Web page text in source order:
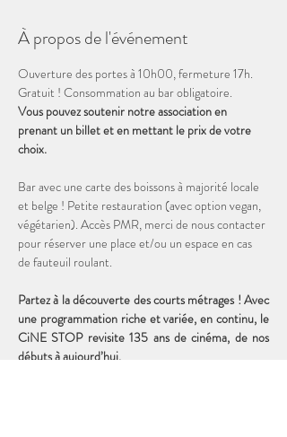
À propos de l'événement
Ouverture des portes à 10h00, fermeture 17h.
Gratuit ! Consommation au bar obligatoire.
Vous pouvez soutenir notre association en
prenant un billet et en mettant le prix de votre
choix.
Bar avec une carte des boissons à majorité locale
et belge ! Petite restauration (avec option vegan,
végétarien). Accès PMR, merci de nous contacter
pour réserver une place et/ou un espace en cas
de fauteuil roulant.
Partez à la découverte des courts métrages ! Avec
une programmation riche et variée, en continu, le
CiNE STOP revisite 135 ans de cinéma, de nos
débuts à aujourd’hui.